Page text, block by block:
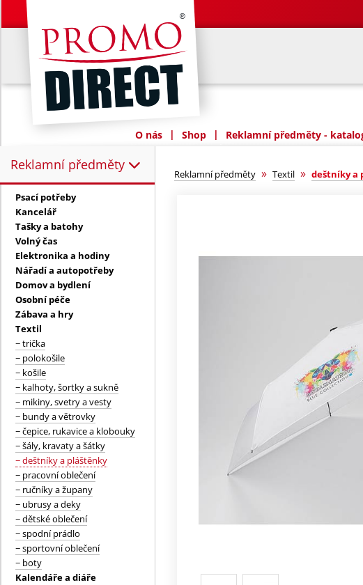
O nás | Shop | Reklamní předměty -
Reklamní předměty
Reklamní předměty:
Psací potřeby
Kancelář
Tašky a batohy
Volný čas
Elektronika a hodiny
Nářadí a autopotřeby
Domov a bydlení
Osobní péče
Zábava a hry
Textil
− trička
− polokošile
− košile
− kalhoty, šortky a sukně
− mikiny, svetry a vesty
− bundy a větrovky
− čepice, rukavice a klobouky
− šály, kravaty a šátky
− deštníky a pláštěnky
− pracovní oblečení
− ručníky a župany
− ubrusy a deky
− dětské oblečení
− spodní prádlo
− sportovní oblečení
− boty
Kalendáře a diáře
Reklamní předměty » Textil » deštníky a